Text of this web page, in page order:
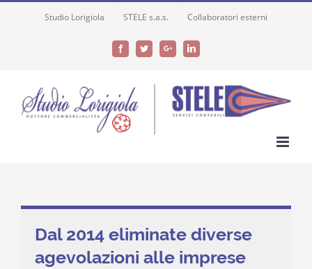
Studio Lorigiola STELE s.a.s. Collaboratori esterni
FacebookTwitterGoogle+LinkedIn
Dal 2014 eliminate diverse
agevolazioni alle imprese